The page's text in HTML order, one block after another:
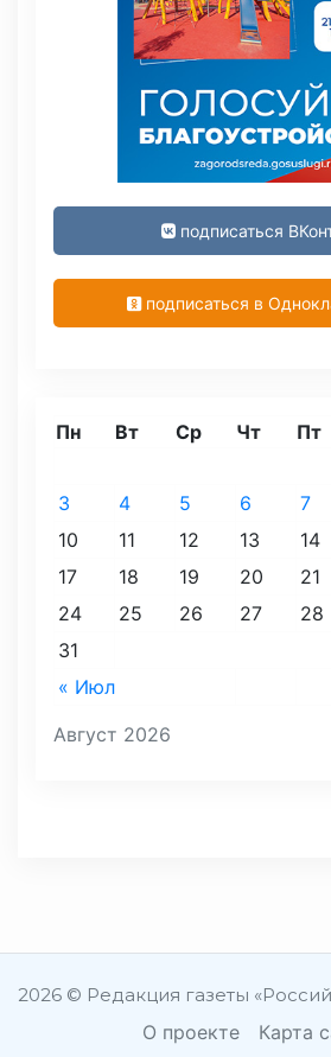
подписаться
подписаться в
Август 2026
Пн Вт Ср Чт Пт
« Июл
3
4 5 6 7
10
11 12 13 14
17
18 19 20 21
24
25 26 27 28
31
2026 © Редакция газеты
О проекте Карта